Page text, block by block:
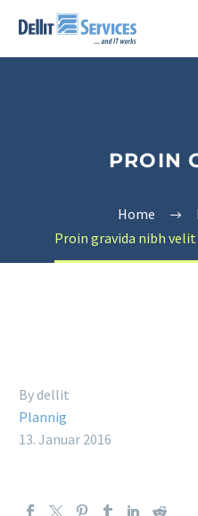
PROIN
Home
Proin gravida nibh
By dellit
Plannig
13. Januar 2016